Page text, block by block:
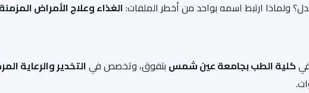
ولماذا ارتبط اسمه بواحد من أخطر الملفات:الغذاء وعلاج الأمراض
كلية الطب بجامعة عين شمس بتفوق، وتخصص فيالتخدير والرعاية